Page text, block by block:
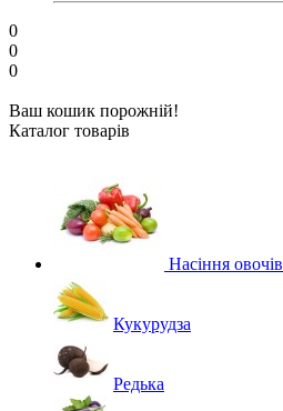
0
0
0
Ваш кошик порожній!
Каталог товарів
Насіння овочів
Кукурудза
Редька